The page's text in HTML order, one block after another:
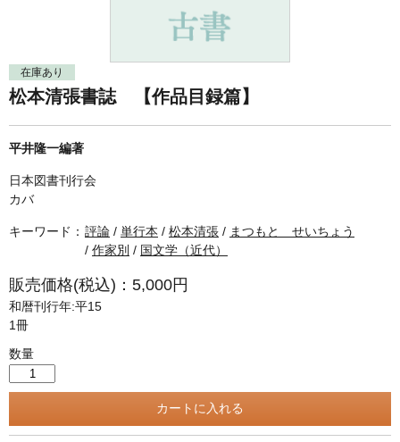
単行本◆日本語史
単行本◆美術
Ｗｅｂ版
美本なし
古書目録
在庫あり
松本清張書誌 【作品目録篇】
平井隆一編著
日本図書刊行会
カバ
キーワード： 評論 / 単行本 / 松本清張 / まつもと せいちょう
/ 作家別 / 国文学（近代）
販売価格(税込)：5,000円
和暦刊行年:平15
1冊
数量